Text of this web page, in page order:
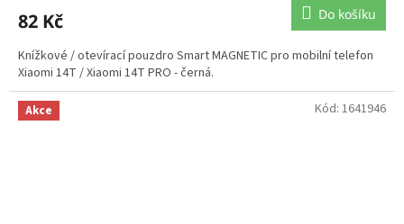
82 Kč Do košíku
Knížkové / otevírací pouzdro Smart MAGNETIC pro mobilní telefon
Xiaomi 14T / Xiaomi 14T PRO - černá.
Akce Kód: 1641946